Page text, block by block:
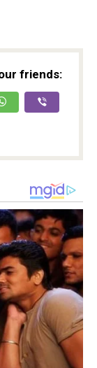
friends: